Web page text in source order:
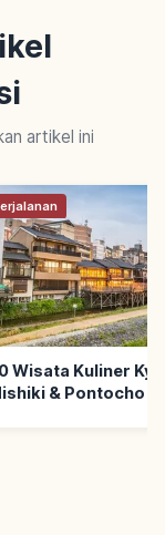
artikel ini
Wisata Kuliner
& Pontocho